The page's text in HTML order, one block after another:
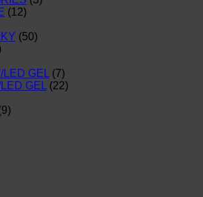
(12)
(50)
GEL (7)
GEL (22)